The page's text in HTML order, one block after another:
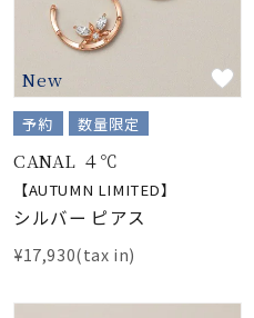
New
予約 数量限定
CANAL ４℃
【AUTUMN LIMITED】
シルバー ピアス
¥17,930(tax in)